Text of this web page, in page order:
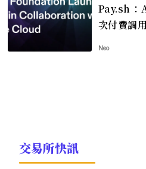
Pay.sh：
次付費調
Neo
交易所快訊